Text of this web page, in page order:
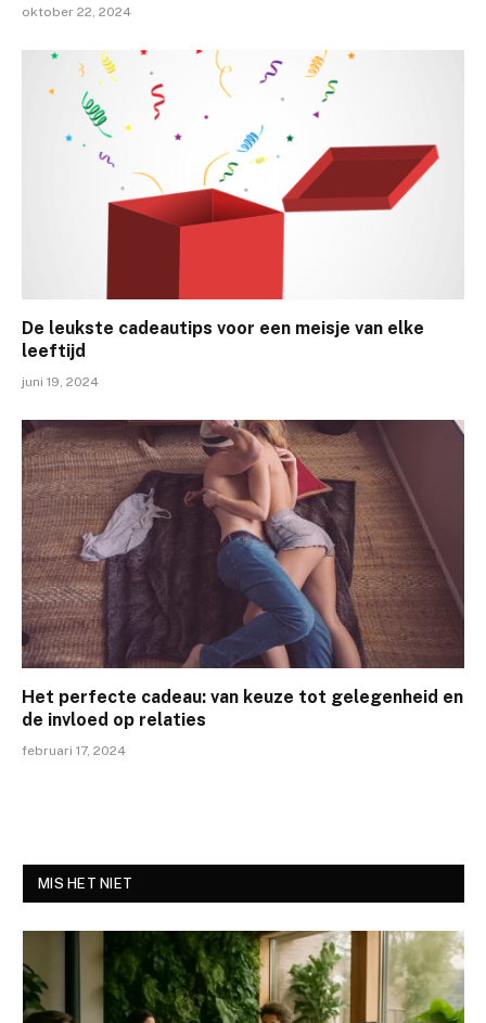
oktober 22, 2024
De leukste cadeautips voor een meisje van elke
leeftijd
juni 19, 2024
Het perfecte cadeau: van keuze tot gelegenheid en
de invloed op relaties
februari 17, 2024
MIS HET NIET